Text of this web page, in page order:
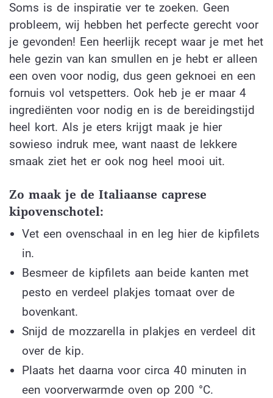
Soms is de inspiratie ver te zoeken. Geen
probleem, wij hebben het perfecte gerecht voor
je gevonden! Een heerlijk recept waar je met het
hele gezin van kan smullen en je hebt er alleen
een oven voor nodig, dus geen geknoei en een
fornuis vol vetspetters. Ook heb je er maar 4
ingrediënten voor nodig en is de bereidingstijd
heel kort. Als je eters krijgt maak je hier
sowieso indruk mee, want naast de lekkere
smaak ziet het er ook nog heel mooi uit.
Zo maak je de Italiaanse caprese
kipovenschotel:
Vet een ovenschaal in en leg hier de kipfilets
in.
Besmeer de kipfilets aan beide kanten met
pesto en verdeel plakjes tomaat over de
bovenkant.
Snijd de mozzarella in plakjes en verdeel dit
over de kip.
Plaats het daarna voor circa 40 minuten in
een voorverwarmde oven op 200 °C.